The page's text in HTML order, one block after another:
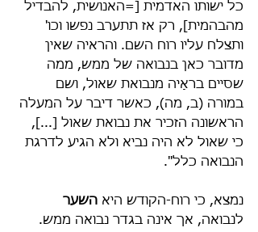
כל ישותו האדמית [=האנושית, להבדיל
מהבהמית], רק אז תתערב נפשו וכו'
ותצלח עליו רוח השם. והראיה שאין
מדובר כאן בנבואה של ממש, ממה
שסיים בראָיה מנבואת שאול, ושם
במורה (ב, מה), כאשר דיבר על המעלה
הראשונה הזכיר את נבואת שאול [...],
כי שאול לא היה נביא ולא הגיע לדרגת
הנבואה כלל".
נמצא, כי רוח-הקודש היא השער
לנבואה, אך אינה בגדר נבואה ממש.